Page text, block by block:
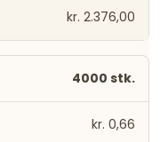
kr. 2.376,00
4000 stk.
kr. 0,66